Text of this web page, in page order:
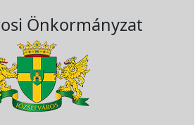
Önkormányzat